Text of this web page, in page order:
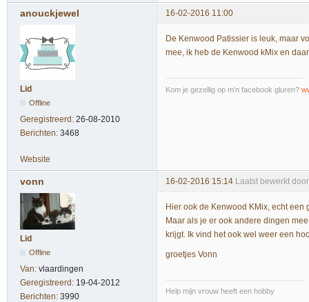
anouckjewel 16-02-2016 11:00
Lid
Offline
Geregistreerd: 26-08-2010
Berichten: 3468
De Kenwood Patissier is leuk, maar
mee, ik heb de Kenwood kMix en
Kom je gezellig op m'n facebook gluren?
Website
vonn 16-02-2016 15:14 Laatst bewerkt
Lid
Offline
Van: vlaardingen
Geregistreerd: 19-04-2012
Berichten: 3990
Hier ook de Kenwood KMix, echt een
Maar als je er ook andere dingen
krijgt. Ik vind het ook wel weer een
groetjes Vonn
Help mijn vrouw heeft een hobby